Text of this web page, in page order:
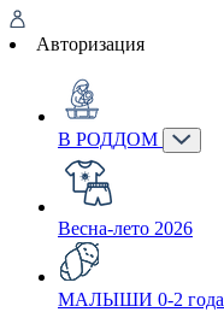
Авторизация
В РОДДОМ
Весна-лето 2026
МАЛЫШИ 0-2 года